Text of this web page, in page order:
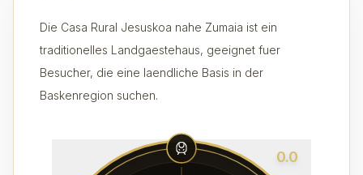
Die Casa Rural Jesuskoa nahe Zumaia ist ein
traditionelles Landgaestehaus, geeignet fuer
Besucher, die eine laendliche Basis in der
Baskenregion suchen.
0.0